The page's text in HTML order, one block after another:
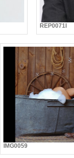
REP0071I
IMG0059